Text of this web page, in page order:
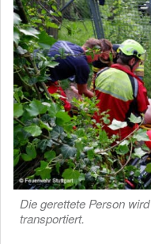
Die gerettete Person
transportiert.